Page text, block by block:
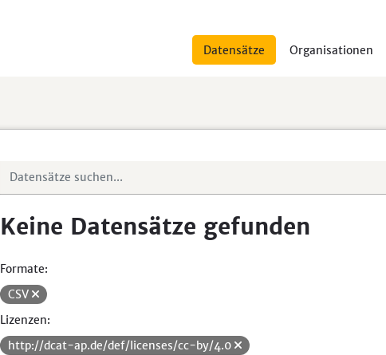
Datensätze Organisationen
Keine Datensätze gefunden
Formate:
CSV
Lizenzen:
http://dcat-ap.de/def/licenses/cc-by/4.0